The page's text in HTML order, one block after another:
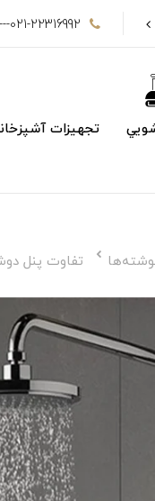
021-22316992---021-22316927
تجهیزات
تفاوت پنل